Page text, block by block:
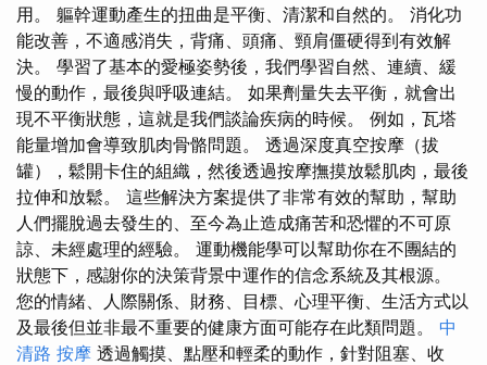
用。 軀幹運動產生的扭曲是平衡、清潔和自然的。 消化功
能改善，不適感消失，背痛、頭痛、頸肩僵硬得到有效解
決。 學習了基本的愛極姿勢後，我們學習自然、連續、緩
慢的動作，最後與呼吸連結。 如果劑量失去平衡，就會出
現不平衡狀態，這就是我們談論疾病的時候。 例如，瓦塔
能量增加會導致肌肉骨骼問題。 透過深度真空按摩（拔
罐），鬆開卡住的組織，然後透過按摩撫摸放鬆肌肉，最後
拉伸和放鬆。 這些解決方案提供了非常有效的幫助，幫助
人們擺脫過去發生的、至今為止造成痛苦和恐懼的不可原
諒、未經處理的經驗。 運動機能學可以幫助你在不團結的
狀態下，感謝你的決策背景中運作的信念系統及其根源。
您的情緒、人際關係、財務、目標、心理平衡、生活方式以
及最後但並非最不重要的健康方面可能存在此類問題。 中
清路 按摩 透過觸摸、點壓和輕柔的動作，針對阻塞、收